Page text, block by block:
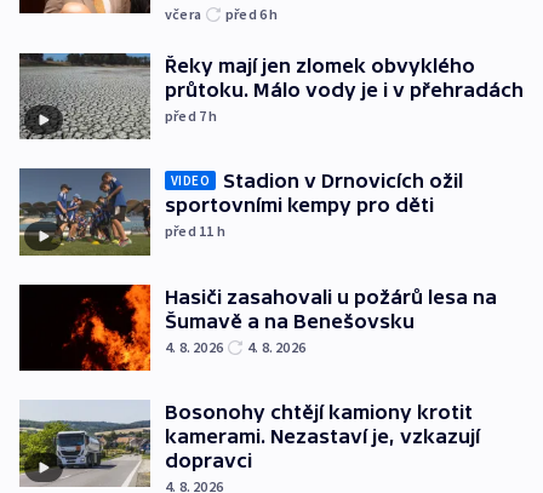
včera před 6h
Řeky mají jen zlomek obvyklého
průtoku. Málo vody je i v přehradách
před 7h
VIDEO
Stadion v Drnovicích ožil
sportovními kempy pro děti
před 11 h
Hasiči zasahovali u požárů lesa na
Šumavě a na Benešovsku
4. 8. 2026 4. 8. 2026
Bosonohy chtějí kamiony krotit
kamerami. Nezastaví je, vzkazují
dopravci
4. 8. 2026